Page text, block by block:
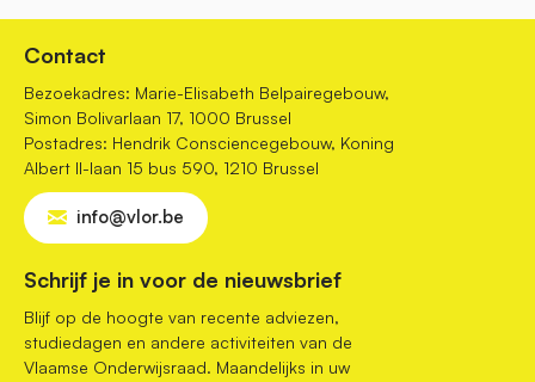
Contact
Bezoekadres: Marie-Elisabeth Belpairegebouw,
Simon Bolivarlaan 17, 1000 Brussel
Postadres: Hendrik Consciencegebouw, Koning
Albert II-laan 15 bus 590, 1210 Brussel
info@vlor.be
Schrijf je in voor de nieuwsbrief
Blijf op de hoogte van recente adviezen,
studiedagen en andere activiteiten van de
Vlaamse Onderwijsraad. Maandelijks in uw